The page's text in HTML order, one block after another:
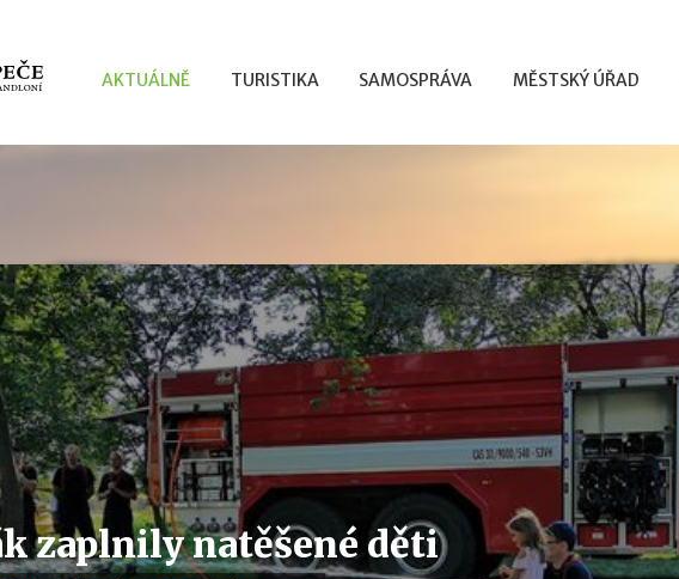
AKTUÁLNĚ TURISTIKA SAMOSPRÁVA MĚSTSKÝ ÚŘAD
zaplnily natěšené děti